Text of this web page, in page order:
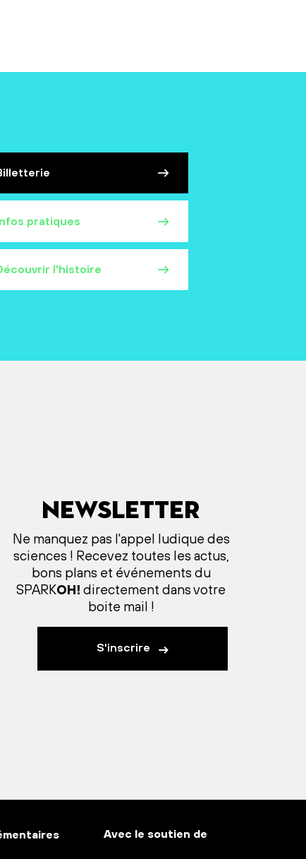
pratiques
l'histoire
Newsletter
Ne manquez pas l'appel ludique des
sciences ! Recevez toutes les actus,
bons plans et événements du
SPARKOH! directement dans votre
boite mail !
S'inscrire
Avec le soutien de